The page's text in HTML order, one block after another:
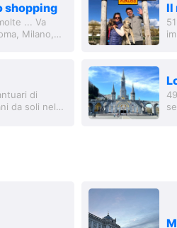
shopping
... Va
Milano,
Il
di
da soli nel